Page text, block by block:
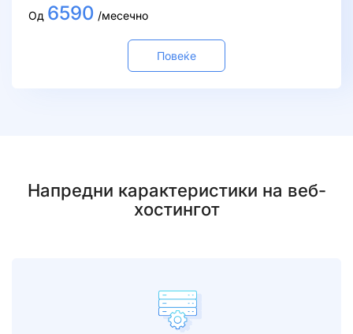
Од 6590 /месечно
Повеќе
Напредни карактеристики на веб-
хостингот